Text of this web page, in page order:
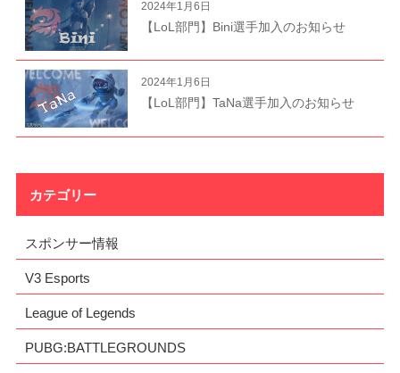
2024年1月6日
【LoL部門】Bini選手加入のお知らせ
2024年1月6日
【LoL部門】TaNa選手加入のお知らせ
カテゴリー
スポンサー情報
V3 Esports
League of Legends
PUBG:BATTLEGROUNDS